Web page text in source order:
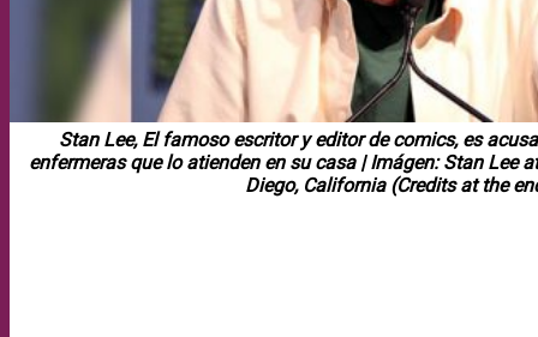
Stan Lee, El famoso escritor y editor de comics, es
enfermeras que lo atienden en su casa | Imágen: Stan Lee
Diego, California (Credits at the